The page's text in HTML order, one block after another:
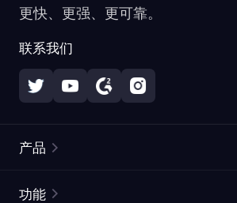
更快、更强、更可靠。
联系我们
产品
功能